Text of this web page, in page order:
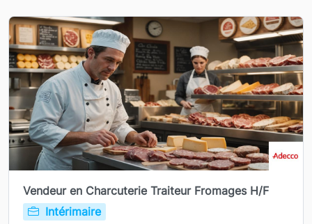
Vendeur en Charcuterie Traiteur Fromages H/F
Intérimaire